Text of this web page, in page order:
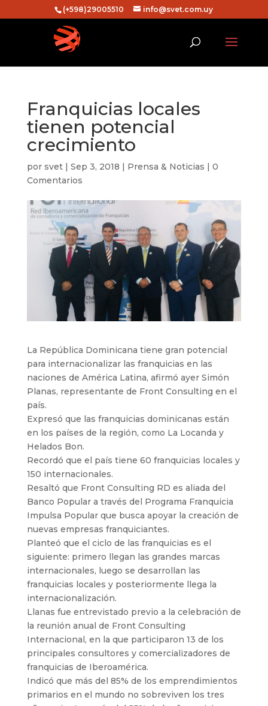
(+598)29005510 info@svet.com.uy
Franquicias locales
tienen potencial
crecimiento
por svet| Sep 3, 2018 | Prensa & Noticias | 0
Comentarios
La República Dominicana tiene gran potencial
para internacionalizar las franquicias en las
naciones de América Latina, afirmó ayer Simón
Planas, representante de Front Consulting en el
país.
Expresó que las franquicias dominicanas están
en los países de la región, como La Locanda y
Helados Bon.
Recordó que el país tiene 60 franquicias locales y
150 internacionales.
Resaltó que Front Consulting RD es aliada del
Banco Popular a través del Programa Franquicia
Impulsa Popular que busca apoyar la creación de
nuevas empresas franquiciantes.
Planteó que el ciclo de las franquicias es el
siguiente: primero llegan las grandes marcas
internacionales, luego se desarrollan las
franquicias locales y posteriormente llega la
internacionalización.
Llanas fue entrevistado previo a la celebración de
la reunión anual de Front Consulting
Internacional, en la que participaron 13 de los
principales consultores y comercializadores de
franquicias de Iberoamérica.
Indicó que más del 85% de los emprendimientos
primarios en el mundo no sobreviven los tres